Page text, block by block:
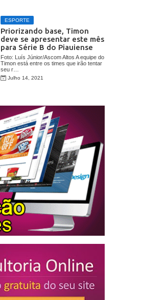
ESPORTE
Priorizando base, Timon
deve se apresentar este mês
para Série B do Piauiense
Foto: Luís Júnior/Ascom Altos A equipe do
Timon está entre os times que irão tentar
seu r…
Julho 14, 2021